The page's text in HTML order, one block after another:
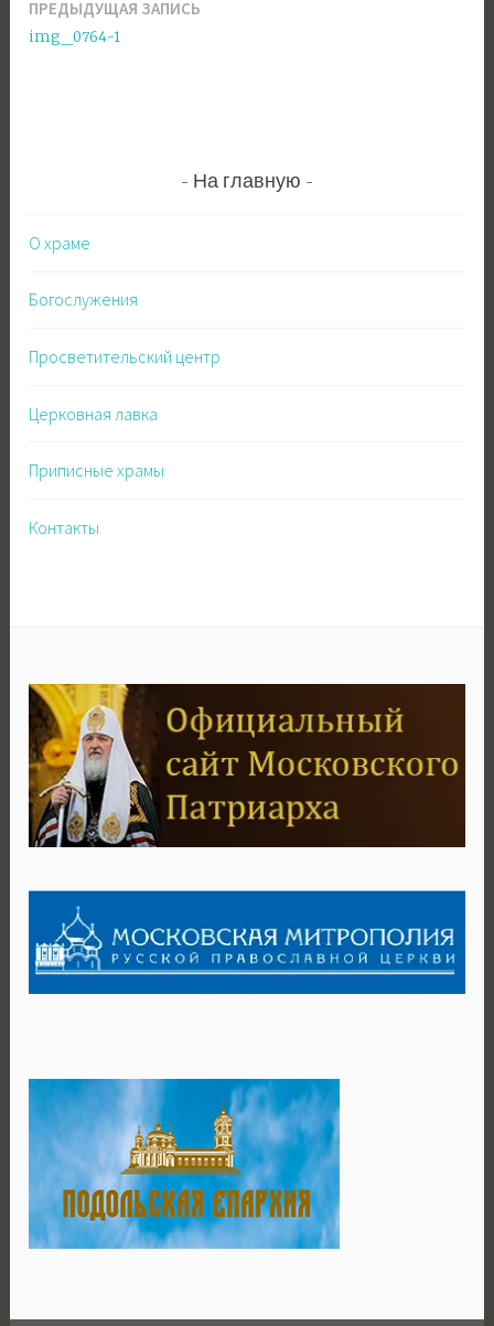
Навигация
по
ПРЕДЫДУЩАЯ ЗАПИСЬ
img_0764-1
На главную
О храме
Богослужения
Просветительский центр
Церковная лавка
Приписные храмы
Контакты